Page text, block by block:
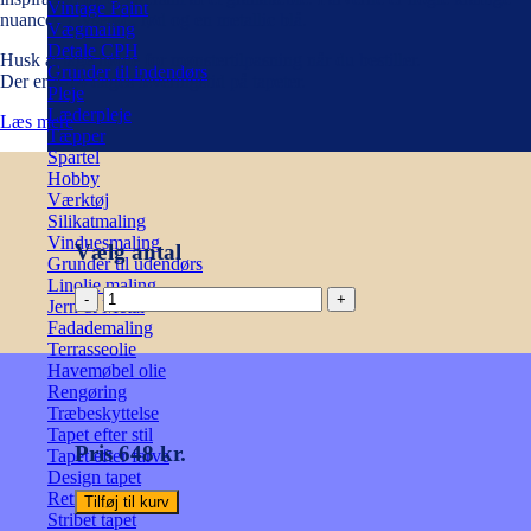
Vintage Paint
Vægmaling
Detale CPH
Grunder til indendørs
Pleje
Læderpleje
Tæpper
Spartel
Hobby
Værktøj
Silikatmaling
Vinduesmaling
Grunder til udendørs
Linolie maling
Jern & Metal
Fadademaling
Terrasseolie
Havemøbel olie
Rengøring
Træbeskyttelse
Tapet efter stil
Tapet efter farve
Design tapet
Retro tapet
Stribet tapet
nuancer, i lyserød, rød og en metallic blå.
Husk at tage højde for mønstertilpasning når du bestiller.
Der er 4-14 dages leveringstid på tapeter.
Læs mere
Vælg antal
EDUARDO
VIOLA
TF
antal
Pris 648 kr.
Tilføj til kurv